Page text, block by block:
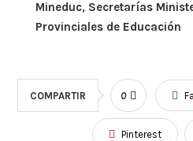
Mineduc, Secretarías
Provinciales de Educación
COMPARTIR 0
Pinterest